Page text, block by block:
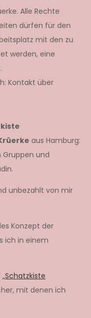
Alle Rechte
dürfen für den
mit den zu
werden, eine
Kontakt über
aus Hamburg:
Gruppen und
unbezahlt von mir
Konzept der
ich in einem
„Schatzkiste
mit denen ich